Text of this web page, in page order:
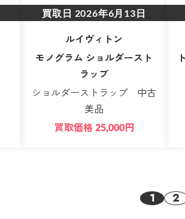
買取日 2026年6月13日
ルイヴィトン
モノグラム ショルダースト
ラップ
ショルダーストラップ 中古
美品
買取価格 25,000円
1 2